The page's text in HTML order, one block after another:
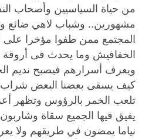
من حياة السياسيين وأصحاب
مشهورين.. وشباب لاهي ضائع
المجتمع ممن طفوا مؤخرا
الخفافيش وما يحدث فى أروقة
ويعرف أسرارهم فيصبح نديم
كيف يسقى بعضنا البعض شراب
تلعب الخمر بالرؤوس وتظهر
يفيق فيها الجميع سقاة
نياما يمضون في طريقهم ولا